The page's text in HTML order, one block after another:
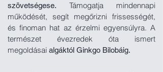
szövetségese. Támogatja mindennapi
működését, segít megőrizni frissességét,
és finoman hat az érzelmi egyensúlyra. A
természet évezredek óta ismert
megoldásai algáktól Ginkgo Bilobáig.